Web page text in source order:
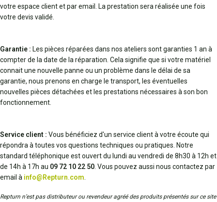
votre espace client et par email. La prestation sera réalisée une fois
votre devis validé.
Garantie : Les pièces réparées dans nos ateliers sont garanties 1 an à
compter de la date de la réparation. Cela signifie que si votre matériel
connait une nouvelle panne ou un problème dans le délai de sa
garantie, nous prenons en charge le transport, les éventuelles
nouvelles pièces détachées et les prestations nécessaires à son bon
fonctionnement.
Service client : Vous bénéficiez d'un service client à votre écoute qui
répondra à toutes vos questions techniques ou pratiques. Notre
standard téléphonique est ouvert du lundi au vendredi de 8h30 à 12h et
de 14h à 17h au 09 72 10 22 50 . Vous pouvez aussi nous contactez par
email à info@Repturn.com
Repturn n’est pas distributeur ou revendeur agréé des produits présentés sur ce site